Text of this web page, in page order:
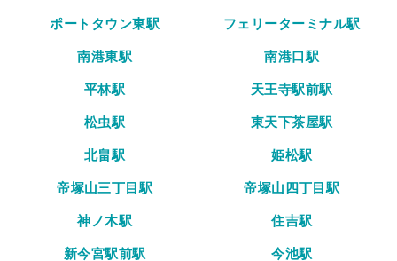
ポートタウン東駅
フェリーターミナル駅
南港東駅
南港口駅
平林駅
天王寺駅前駅
松虫駅
東天下茶屋駅
北畠駅
姫松駅
帝塚山三丁目駅
帝塚山四丁目駅
神ノ木駅
住吉駅
新今宮駅前駅
今池駅